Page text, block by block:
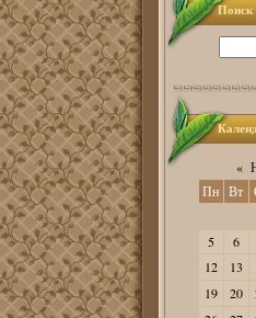
Поиск
«
Пн Вт
5
6
12
13
19
20